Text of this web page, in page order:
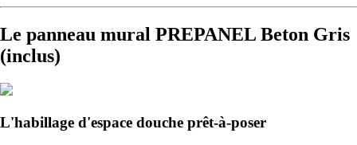
Le panneau mural PREPANEL Beton Gris
(inclus)
L'habillage d'espace douche prêt-à-poser